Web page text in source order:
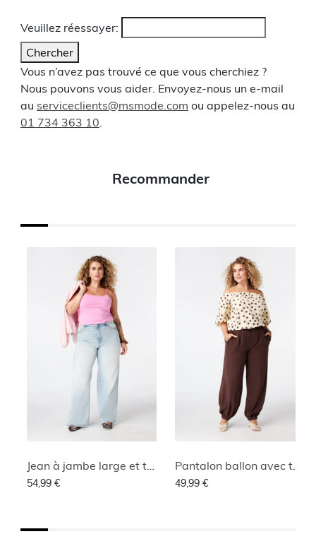
Veuillez réessayer:
Chercher
Vous n’avez pas trouvé ce que vous cherchiez ?
Nous pouvons vous aider. Envoyez-nous un e-mail
au serviceclients@msmode.com ou appelez-nous au
01 734 363 10
Recommander
54,99 €
Pantalon ballon avec taille élastique
49,99 €